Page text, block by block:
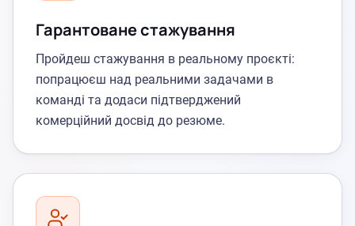
Гарантоване стажування
Пройдеш стажування в реальному проєкті:
попрацюєш над реальними задачами в
команді та додаси підтверджений
комерційний досвід до резюме.